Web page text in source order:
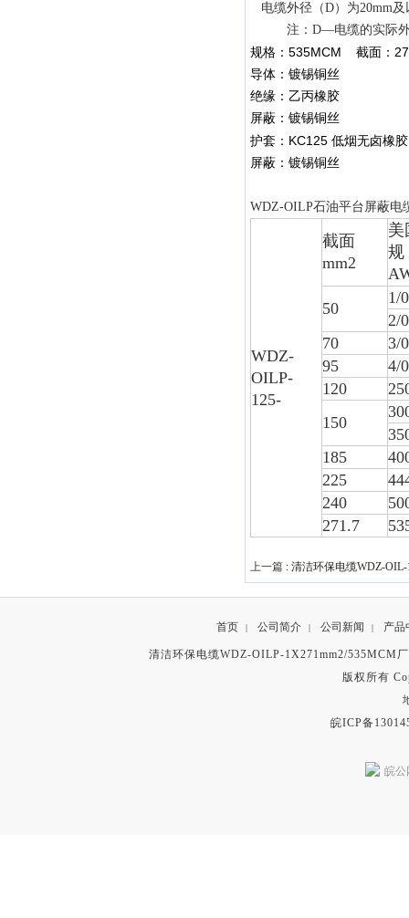
电缆外径（D）为20mm
注：D—电缆的实际
规格： 535MCM 截面：
导体：镀锡铜丝
绝缘：乙丙橡胶
屏蔽：镀锡铜丝
护套： KC125 低烟无卤橡胶
屏蔽：镀锡铜丝
WDZ-OILP石油平台屏蔽电
WDZ-
OILP-
125-
截面
mm2
美
规
50
1/0
2/0
70
3/0
95
4/0
120
150
185
225
240
271.7
上一篇 : 清洁环保电缆WDZ-OIL-
首页 | 公司简介 | 公司新闻 | 产品
清洁环保电缆WDZ-OILP-1X271mm2/535MCM
版权所有
皖ICP备
皖公